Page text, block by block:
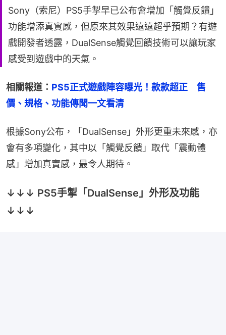
Sony（索尼）PS5手掣早已公布會增加「觸覺反饋」
功能增添真實感，但原來其效果遠遠超乎預期？有遊
戲開發者透露，DualSense觸覺回饋技術可以讓玩家
感受到遊戲中的天氣。
相關報道： PS5正式遊戲陣容曝光！款款超正　售
價、規格、功能傳聞一文看清
根據Sony公布，「DualSense」外形更重未來感，亦
會有多項變化，其中以「觸覺反饋」取代「震動體
感」增加真實感，最令人期待。
↓↓↓ PS5手掣「DualSense」外形及功能
↓↓↓